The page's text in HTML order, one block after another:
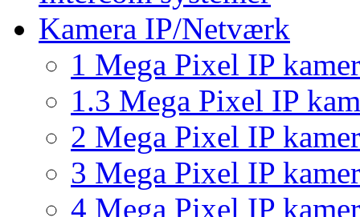
Kamera IP/Netværk
1 Mega Pixel IP
1.3 Mega Pixel IP
2 Mega Pixel IP
3 Mega Pixel IP
4 Mega Pixel IP